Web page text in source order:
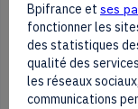
Bpifrance et ses
fonctionner les
des statistiques
qualité des
les réseaux
communications